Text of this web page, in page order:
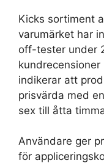
Kicks sortiment
varumärket har
off-tester under
kundrecensioner
indikerar att
prisvärda med
sex till åtta
Användare ger
för